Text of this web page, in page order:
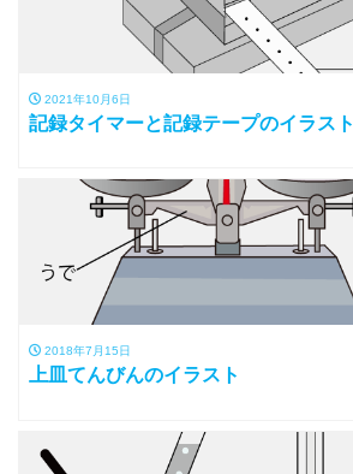
2021年10月6日
記録タイマーと記録テープのイラスト
2018年7月15日
上皿てんびんのイラスト